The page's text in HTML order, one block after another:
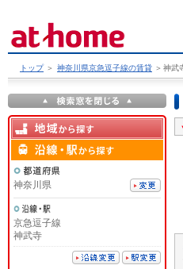
トップ ＞ 神奈川県京急逗子線の賃貸 ＞ 神武
神奈川県
京急逗子線
神武寺